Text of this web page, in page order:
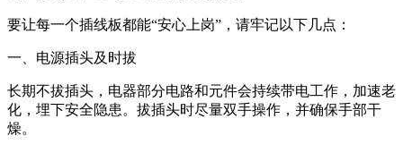
要让每一个插线板都能“安心上岗”，请牢记以下几点：
一、电源插头及时拔
长期不拔插头，电器部分电路和元件会持续带电工作，加速老
化，埋下安全隐患。拔插头时尽量双手操作，并确保手部干
燥。